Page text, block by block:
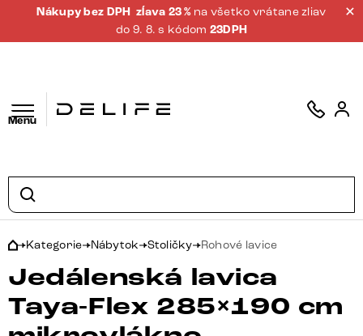
Nákupy bez DPH zĺava 23 % na všetko vrátane zliav
do 9. 8. s kódom 23DPH
Menu
Kategorie Nábytok Stoličky Rohové lavice
Jedálenská lavica
Taya-Flex 285×190 cm